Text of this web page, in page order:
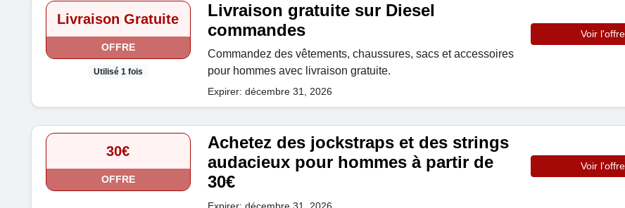
Livraison Gratuite
OFFRE
Utilisé 1 fois
Livraison gratuite sur Diesel
commandes
Commandez des vêtements, chaussures, sacs et accessoires
pour hommes avec livraison gratuite.
Expirer: décembre 31, 2026
Voir l'offre
30€
OFFRE
Achetez des jockstraps et des strings
audacieux pour hommes à partir de
30€
Voir l'offre